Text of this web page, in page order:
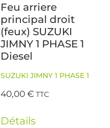
Feu arriere
principal droit
(feux) SUZUKI
JIMNY 1 PHASE 1
Diesel
SUZUKI JIMNY 1 PHASE 1
40,00€ TTC
Détails